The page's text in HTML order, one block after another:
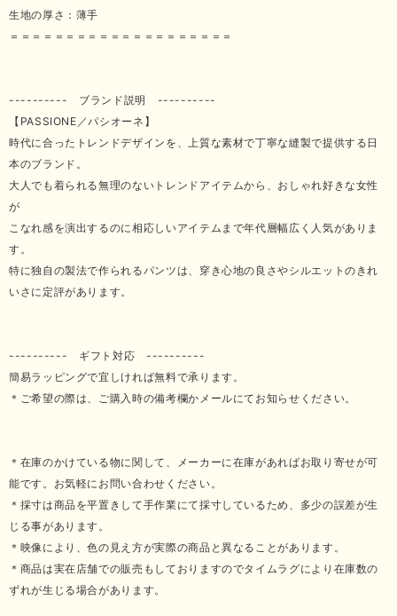
生地の厚さ：薄手
＝＝＝＝＝＝＝＝＝＝＝＝＝＝＝＝＝＝＝＝
---------- ブランド説明 ----------
【PASSIONE／パシオーネ】
時代に合ったトレンドデザインを、上質な素材で丁寧な縫製で提供する日
本のブランド。
大人でも着られる無理のないトレンドアイテムから、おしゃれ好きな女性
が
こなれ感を演出するのに相応しいアイテムまで年代層幅広く人気がありま
す。
特に独自の製法で作られるパンツは、穿き心地の良さやシルエットのきれ
いさに定評があります。
---------- ギフト対応 ----------
簡易ラッピングで宜しければ無料で承ります。
＊ご希望の際は、ご購入時の備考欄かメールにてお知らせください。
＊在庫のかけている物に関して、メーカーに在庫があればお取り寄せが可
能です。お気軽にお問い合わせください。
＊採寸は商品を平置きして手作業にて採寸しているため、多少の誤差が生
じる事があります。
＊映像により、色の見え方が実際の商品と異なることがあります。
＊商品は実在店舗での販売もしておりますのでタイムラグにより在庫数の
ずれが生じる場合があります。